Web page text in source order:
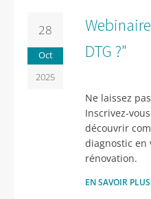
28
Oct
2025
DTG ?"
Ne laissez
Inscrivez-
découvrir
diagnostic en
rénovation.
EN SAVOIR